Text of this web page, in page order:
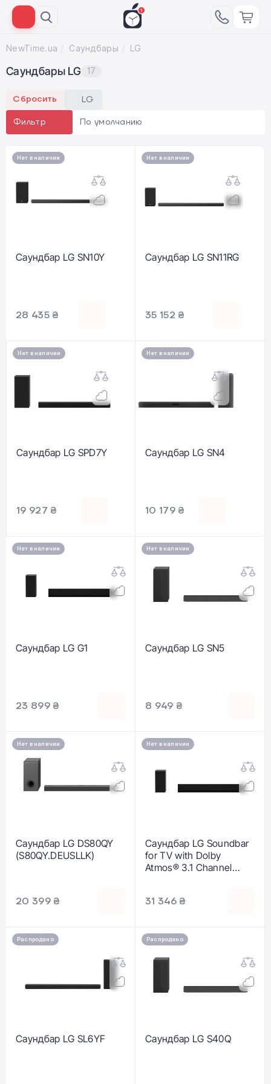
NewTime.ua Саундбары LG
Саундбары LG 17
Сбросить LG
Фильтр По умолчанию
Нет в наличии
Саундбар LG SN10Y
28 435 ₴
Нет в наличии
Саундбар LG SN11RG
35 152 ₴
Нет в наличии
Саундбар LG SPD7Y
19 927 ₴
Нет в наличии
Саундбар LG SN4
10 179 ₴
Нет в наличии
Саундбар LG G1
23 899 ₴
Нет в наличии
Саундбар LG SN5
8 949 ₴
Нет в наличии
Саундбар LG DS80QY
(S80QY.DEUSLLK)
20 399 ₴
Нет в наличии
Саундбар LG Soundbar
for TV with Dolby
Atmos® 3.1 Channel
31 346 ₴
Распродано
Саундбар LG SL6YF
Распродано
Саундбар LG S40Q